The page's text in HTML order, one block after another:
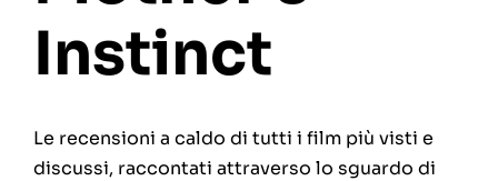
Interviste
Festival
Instinct
Le recensioni a caldo di tutti i film più visti e
discussi, raccontati attraverso lo sguardo di